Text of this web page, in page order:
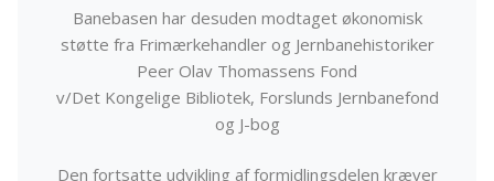
Banebasen har desuden modtaget økonomisk
støtte fra Frimærkehandler og Jernbanehistoriker
Peer Olav Thomassens Fond
v/Det Kongelige Bibliotek, Forslunds Jernbanefond
og J-bog
Den fortsatte udvikling af formidlingsdelen kræver